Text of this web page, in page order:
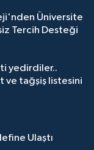
Üniversite
Tercih Desteği
yedirdiler..
ve tağşiş listesini
Ulaştı